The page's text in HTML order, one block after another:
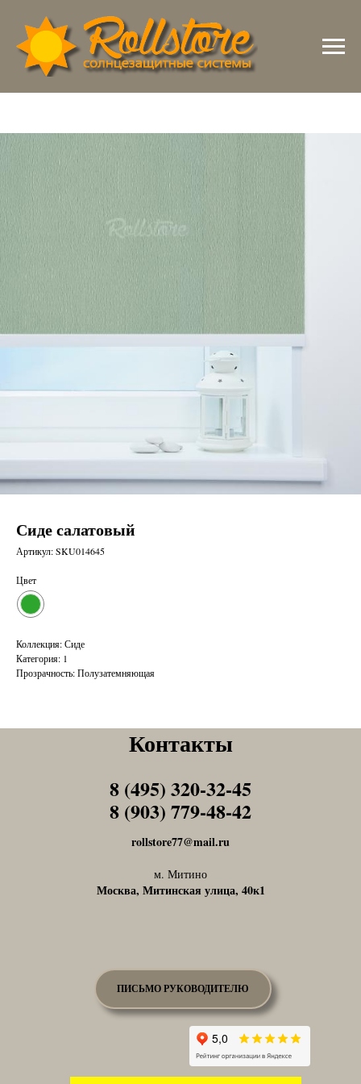
Сиде салатовый
Артикул:SKU014645
Цвет
Коллекция: Сиде
Категория: 1
Прозрачность: Полузатемняющая
Контакты
rollstore77@mail.ru
м. Митино
Москва, Митинская улица, 40к1
8 (495) 320-32-45
8 (903) 779-48-42
Tel1
Tel1
ПИСЬМО РУКОВОДИТЕЛЮ